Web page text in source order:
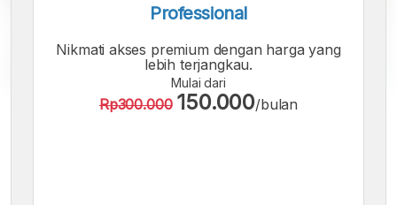
A A A
Professional
Nikmati akses premium dengan harga yang
lebih terjangkau.
Mulai dari
Rp300.000 150.000/bulan